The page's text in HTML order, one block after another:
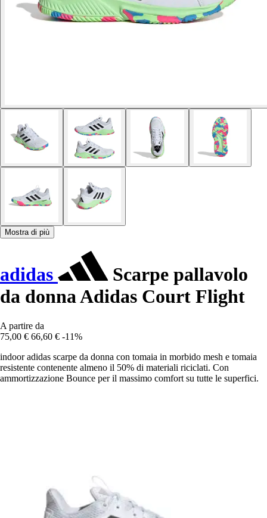
Mostra di più
adidas
Scarpe pallavolo
da donna Adidas Court Flight
A partire da
75,00 € 66,60 € -11%
indoor adidas scarpe da donna con tomaia in morbido mesh e tomaia
resistente contenente almeno il 50% di materiali riciclati. Con
ammortizzazione Bounce per il massimo comfort su tutte le superfici.